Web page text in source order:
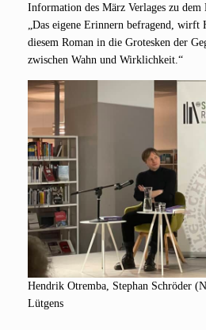
Infor­ma­ti­on des März Ver­la­ges zu dem
„Das eige­ne Erin­nern befra­gend,
die­sem Roman in die Gro­tes­ken der
zwi­schen Wahn und Wirklichkeit.“
Hen­drik Otrem­ba, Ste­phan Schrö­der
Lütgens